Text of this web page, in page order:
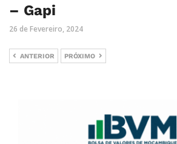
– Gapi
26 de Fevereiro, 2024
ANTERIOR PRÓXIMO